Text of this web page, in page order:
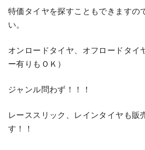
特価タイヤを探すこともできますの
い。
オンロードタイヤ、オフロードタイ
ー有りもＯＫ）
ジャンル問わず！！！
レーススリック、レインタイヤも販
す！！